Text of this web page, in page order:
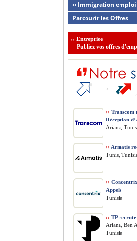
›› Immigration
Parcourir les Offres
›› Entreprise
Publiez vos offres
›› Transcom
Réception
Ariana,
›› Armatis
Tunis,
››
Appels
Tunisie
›› TP
Ariana, Ben
Tunisie